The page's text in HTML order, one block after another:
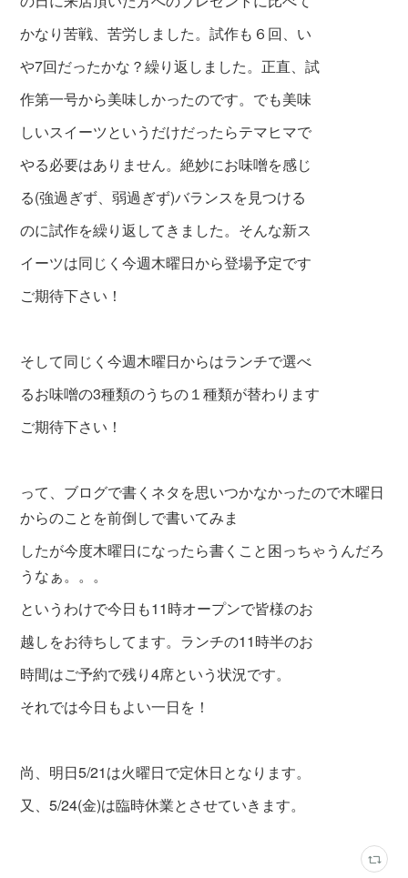
かなり苦戦、苦労しました。試作も６回、い
や7回だったかな？繰り返しました。正直、試
作第一号から美味しかったのです。でも美味
しいスイーツというだけだったらテマヒマで
やる必要はありません。絶妙にお味噌を感じ
る(強過ぎず、弱過ぎず)バランスを見つける
のに試作を繰り返してきました。そんな新ス
イーツは同じく今週木曜日から登場予定です
ご期待下さい！
そして同じく今週木曜日からはランチで選べ
るお味噌の3種類のうちの１種類が替わります
ご期待下さい！
って、ブログで書くネタを思いつかなかったので木曜日
からのことを前倒しで書いてみま
したが今度木曜日になったら書くこと困っちゃうんだろ
うなぁ。。。
というわけで今日も11時オープンで皆様のお
越しをお待ちしてます。ランチの11時半のお
時間はご予約で残り4席という状況です。
それでは今日もよい一日を！
尚、明日5/21は火曜日で定休日となります。
又、5/24(金)は臨時休業とさせていきます。